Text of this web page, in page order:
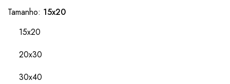
Tamanho: 15x20
15x20
20x30
30x40